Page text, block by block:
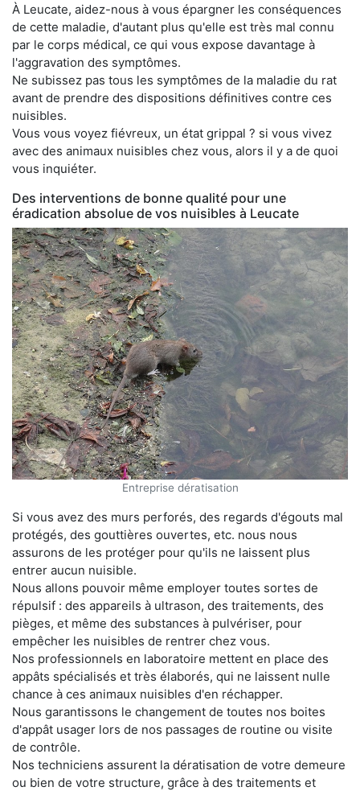
À Leucate, aidez-nous à vous épargner les conséquences
de cette maladie, d'autant plus qu'elle est très mal connu
par le corps médical, ce qui vous expose davantage à
l'aggravation des symptômes.
Ne subissez pas tous les symptômes de la maladie du rat
avant de prendre des dispositions définitives contre ces
nuisibles.
Vous vous voyez fiévreux, un état grippal ? si vous vivez
avec des animaux nuisibles chez vous, alors il y a de quoi
vous inquiéter.
Des interventions de bonne qualité pour une
éradication absolue de vos nuisibles à Leucate
Entreprise dératisation
Si vous avez des murs perforés, des regards d'égouts mal
protégés, des gouttières ouvertes, etc. nous nous
assurons de les protéger pour qu'ils ne laissent plus
entrer aucun nuisible.
Nous allons pouvoir même employer toutes sortes de
répulsif : des appareils à ultrason, des traitements, des
pièges, et même des substances à pulvériser, pour
empêcher les nuisibles de rentrer chez vous.
Nos professionnels en laboratoire mettent en place des
appâts spécialisés et très élaborés, qui ne laissent nulle
chance à ces animaux nuisibles d'en réchapper.
Nous garantissons le changement de toutes nos boites
d'appât usager lors de nos passages de routine ou visite
de contrôle.
Nos techniciens assurent la dératisation de votre demeure
ou bien de votre structure, grâce à des traitements et